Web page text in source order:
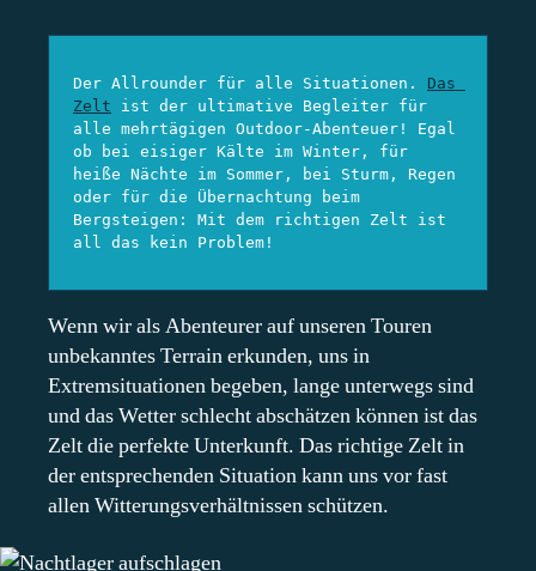
Der Allrounder für alle Situationen. Das
Zelt ist der ultimative Begleiter für
alle mehrtägigen Outdoor-Abenteuer! Egal
ob bei eisiger Kälte im Winter, für
heiße Nächte im Sommer, bei Sturm, Regen
oder für die Übernachtung beim
Bergsteigen: Mit dem richtigen Zelt ist
all das kein Problem!
Wenn wir als Abenteurer auf unseren Touren
unbekanntes Terrain erkunden, uns in
Extremsituationen begeben, lange unterwegs sind
und das Wetter schlecht abschätzen können ist das
Zelt die perfekte Unterkunft. Das richtige Zelt in
der entsprechenden Situation kann uns vor fast
allen Witterungsverhältnissen schützen.